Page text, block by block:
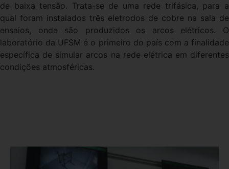
de baixa tensão. Trata-se de uma rede trifásica, para a
qual foram instalados três eletrodos de cobre na sala de
ensaios, onde são produzidos os arcos elétricos. O
laboratório da UFSM é o primeiro do país com a finalidade
específica de simular arcos na rede elétrica em diferentes
condições atmosféricas.